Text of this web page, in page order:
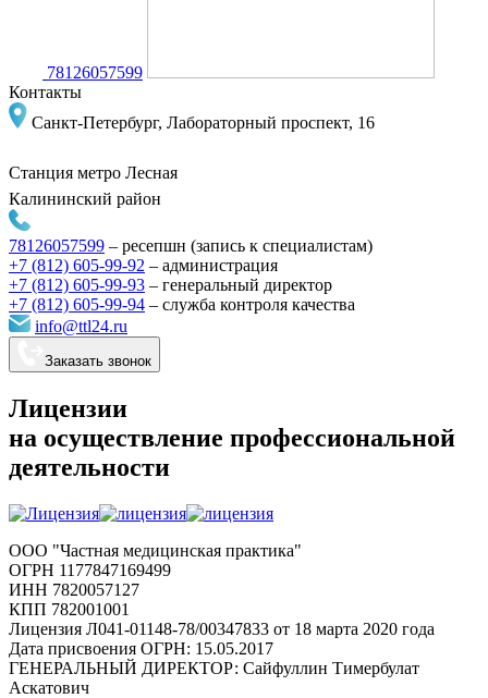
78126057599
Контакты
Санкт-Петербург, Лабораторный проспект, 16
Станция метро Лесная
Калининский район
78126057599 – ресепшн (запись к специалистам)
+7 (812) 605-99-92 – администрация
+7 (812) 605-99-93 – генеральный директор
+7 (812) 605-99-94 – служба контроля качества
info@ttl24.ru
Заказать звонок
Лицензии
на осуществление профессиональной
деятельности
ООО "Частная медицинская практика"
ОГРН 1177847169499
ИНН 7820057127
КПП 782001001
Лицензия Л041-01148-78/00347833 от 18 марта 2020 года
Дата присвоения ОГРН: 15.05.2017
ГЕНЕРАЛЬНЫЙ ДИРЕКТОР: Сайфуллин Тимербулат
Аскатович